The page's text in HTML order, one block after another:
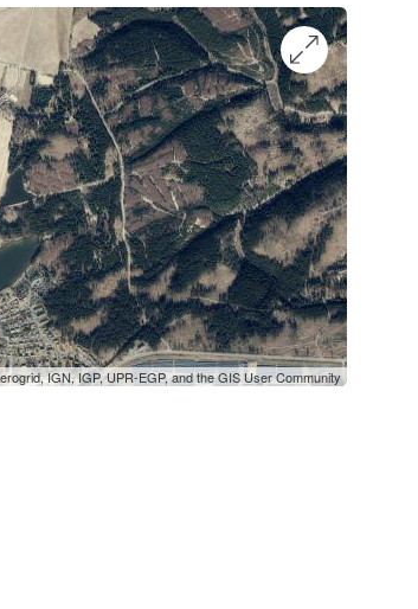
IGN, IGP, UPR-EGP, and the GIS User Community